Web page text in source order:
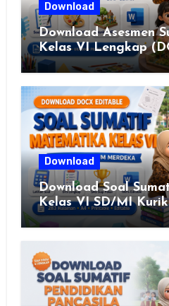
Download
Download Asesmen
Kelas VI Lengkap
Download
Download Soal
Kelas VI SD/MI